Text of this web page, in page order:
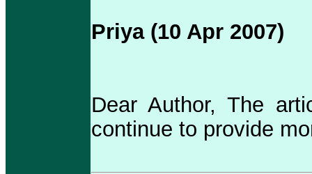
Priya (10 Apr 2007)
Dear Author, The
continue to provide